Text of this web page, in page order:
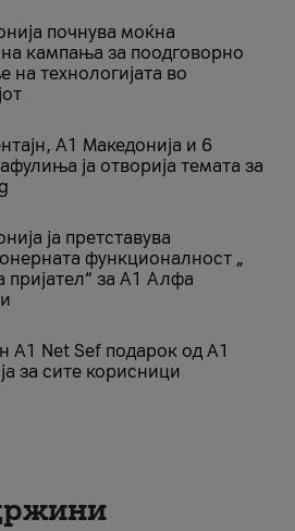
почнува моќна
кампања за поодговорно
на технологијата во
A1 Македонија и 6
ја отворија темата за
ја претставува
функционалност „
пријател“ за А1 Алфа
A1 Net Sеf подарок од А1
за сите корисници